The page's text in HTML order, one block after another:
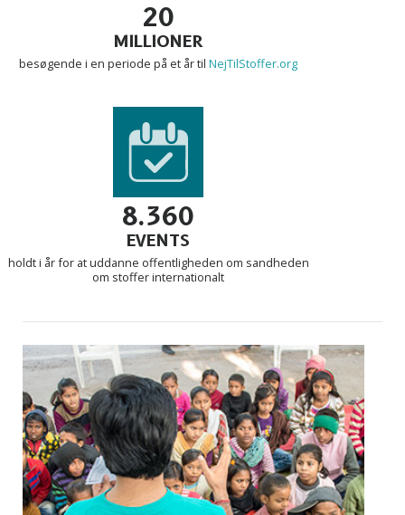
20
MILLIONER
besøgende i en periode på et år til NejTilStoffer.org
8.360
EVENTS
holdt i år for at uddanne offentligheden om sandheden
om stoffer internationalt